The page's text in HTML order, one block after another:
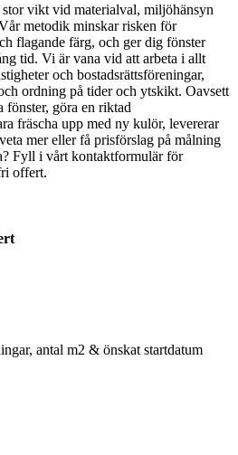
vikt vid materialval, miljöhänsyn
metodik minskar risken för
flagande färg, och ger dig fönster
tid. Vi är vana vid att arbeta i allt
och bostadsrättsföreningar,
ordning på tider och ytskikt. Oavsett
fönster, göra en riktad
fräscha upp med ny kulör, levererar
mer eller få prisförslag på målning
Fyll i vårt kontaktformulär för
offert.
antal m2 & önskat startdatum